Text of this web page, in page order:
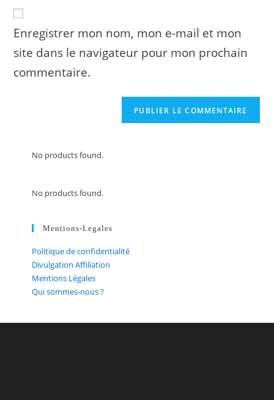
comment
votre
site
(facultatif)
Enregistrer mon nom, mon e-mail et mon
site dans le navigateur pour mon prochain
commentaire.
No products found.
No products found.
Mentions-Legales
Politique de confidentialité
Divulgation Affiliation
Mentions Légales
Qui sommes-nous ?